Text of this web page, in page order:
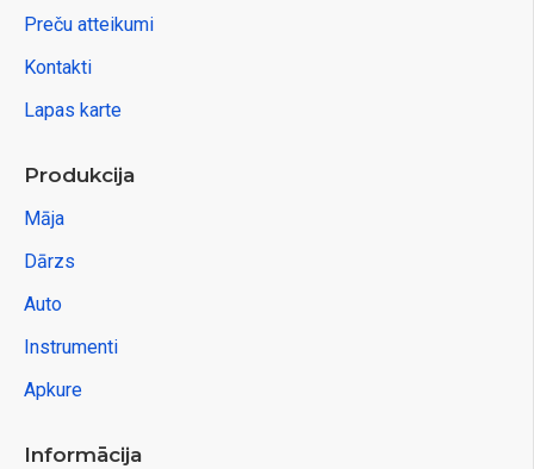
Preču atteikumi
Kontakti
Lapas karte
Produkcija
Māja
Dārzs
Auto
Instrumenti
Apkure
Informācija